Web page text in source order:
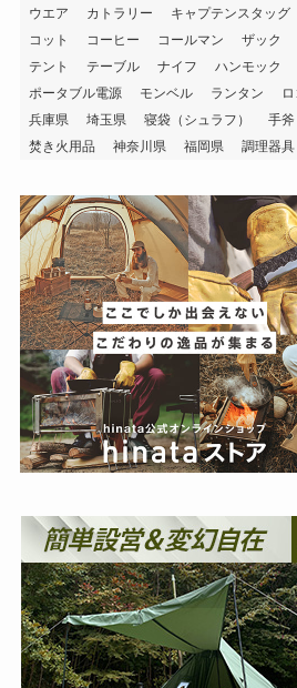
ウエア
カトラリー キャプテンスタッグ
コット
コーヒー コールマン ザック
テント
テーブル ナイフ ハンモック
ポータブル電源
モンベル ランタン
兵庫県
埼玉県 寝袋（シュラフ） 手斧
焚き火用品
神奈川県 福岡県 調理器具